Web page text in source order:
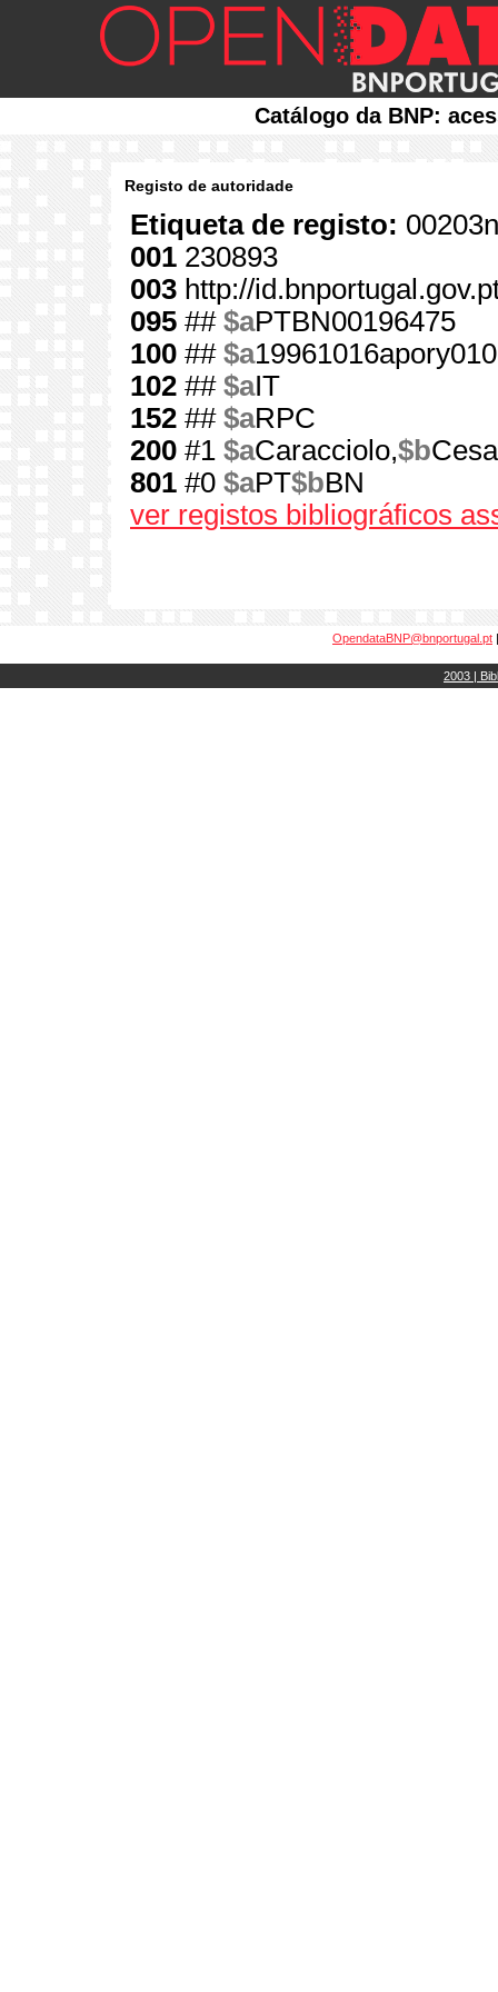
Catálogo da BNP:
Registo de autoridade
Etiqueta de registo:
001 230893
003 http://
095 ## $aPTBN00196475
100 ## $a
102 ## $aIT
152 ## $aRPC
200 #1 $aCaracciolo,$b
801 #0 $aPT$bBN
ver registos bibliográficos
OpendataBNP@bnportugal.pt
2003 |